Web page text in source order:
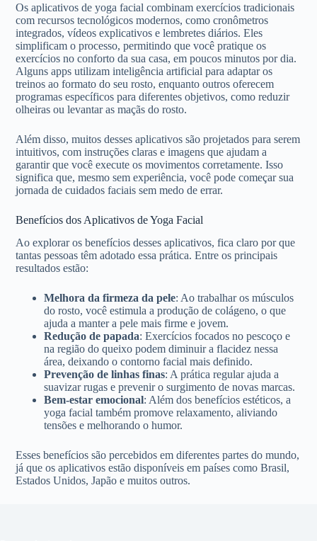
Os aplicativos de yoga facial combinam exercícios tradicionais
com recursos tecnológicos modernos, como cronômetros
integrados, vídeos explicativos e lembretes diários. Eles
simplificam o processo, permitindo que você pratique os
exercícios no conforto da sua casa, em poucos minutos por dia.
Alguns apps utilizam inteligência artificial para adaptar os
treinos ao formato do seu rosto, enquanto outros oferecem
programas específicos para diferentes objetivos, como reduzir
olheiras ou levantar as maçãs do rosto.
Além disso, muitos desses aplicativos são projetados para serem
intuitivos, com instruções claras e imagens que ajudam a
garantir que você execute os movimentos corretamente. Isso
significa que, mesmo sem experiência, você pode começar sua
jornada de cuidados faciais sem medo de errar.
Benefícios dos Aplicativos de Yoga Facial
Ao explorar os benefícios desses aplicativos, fica claro por que
tantas pessoas têm adotado essa prática. Entre os principais
resultados estão:
Melhora da firmeza da pele: Ao trabalhar os músculos
do rosto, você estimula a produção de colágeno, o que
ajuda a manter a pele mais firme e jovem.
Redução de papada: Exercícios focados no pescoço e
na região do queixo podem diminuir a flacidez nessa
área, deixando o contorno facial mais definido.
Prevenção de linhas finas: A prática regular ajuda a
suavizar rugas e prevenir o surgimento de novas marcas.
Bem-estar emocional: Além dos benefícios estéticos, a
yoga facial também promove relaxamento, aliviando
tensões e melhorando o humor.
Esses benefícios são percebidos em diferentes partes do mundo,
já que os aplicativos estão disponíveis em países como Brasil,
Estados Unidos, Japão e muitos outros.